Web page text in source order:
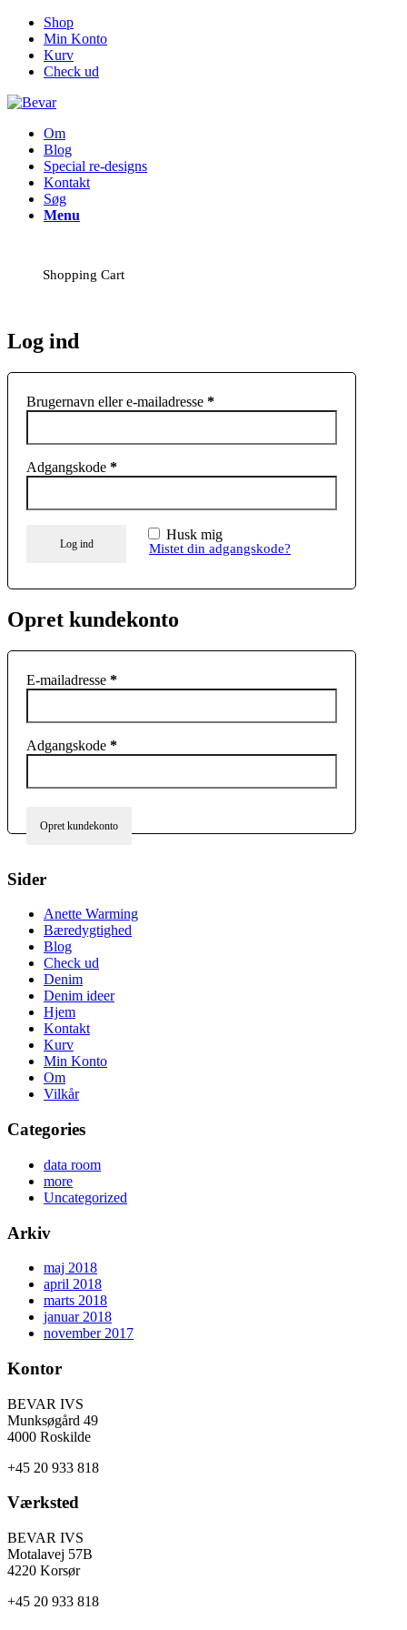
Shop
Min Konto
Kurv
Check ud
Om
Blog
Special re-designs
Kontakt
Søg
Menu
Shopping Cart
Log ind
Brugernavn eller e-mailadresse *
Adgangskode *
Log ind
Husk mig
Mistet din adgangskode?
Opret kundekonto
E-mailadresse *
Adgangskode *
Opret kundekonto
Sider
Anette Warming
Bæredygtighed
Blog
Check ud
Denim
Denim ideer
Hjem
Kontakt
Kurv
Min Konto
Om
Vilkår
Categories
data room
more
Uncategorized
Arkiv
maj 2018
april 2018
marts 2018
januar 2018
november 2017
Kontor
BEVAR IVS
Munksøgård 49
4000 Roskilde
+45 20 933 818
Værksted
BEVAR IVS
Motalavej 57B
4220 Korsør
+45 20 933 818